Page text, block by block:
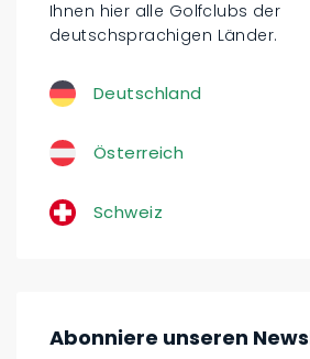
Ihnen hier alle Golfclubs der
deutschsprachigen Länder.
Deutschland
Österreich
Schweiz
Abonniere unseren